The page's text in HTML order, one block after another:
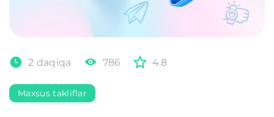
2 daqiqa 786 4.8
Maxsus takliflar